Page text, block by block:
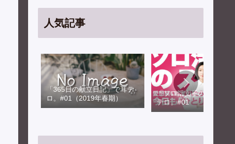
人気記事
「365日の献立日記」で耳テ
ロ。#01（2019年春期）
「ソロ活女子のススメ」
テロ。#01